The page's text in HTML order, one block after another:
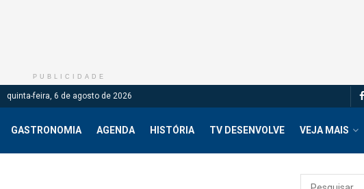
PUBLICIDADE
quinta-feira, 6 de agosto de 2026
GASTRONOMIA AGENDA HISTÓRIA TV DESENVOLVE VEJA MAIS